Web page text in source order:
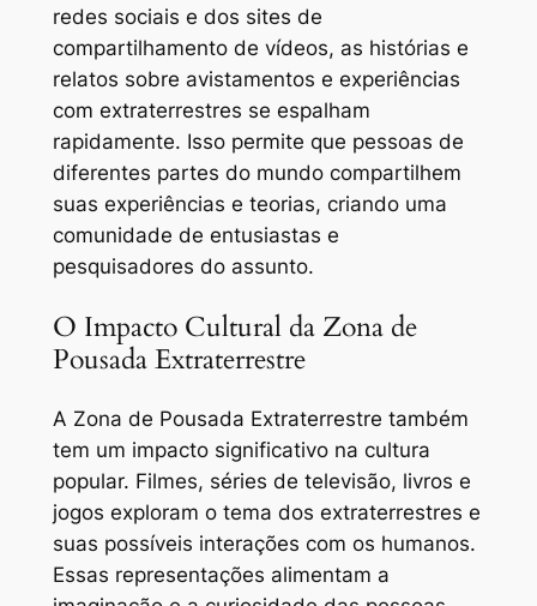
redes sociais e dos sites de
compartilhamento de vídeos, as histórias e
relatos sobre avistamentos e experiências
com extraterrestres se espalham
rapidamente. Isso permite que pessoas de
diferentes partes do mundo compartilhem
suas experiências e teorias, criando uma
comunidade de entusiastas e
pesquisadores do assunto.
O Impacto Cultural da Zona de
Pousada Extraterrestre
A Zona de Pousada Extraterrestre também
tem um impacto significativo na cultura
popular. Filmes, séries de televisão, livros e
jogos exploram o tema dos extraterrestres e
suas possíveis interações com os humanos.
Essas representações alimentam a